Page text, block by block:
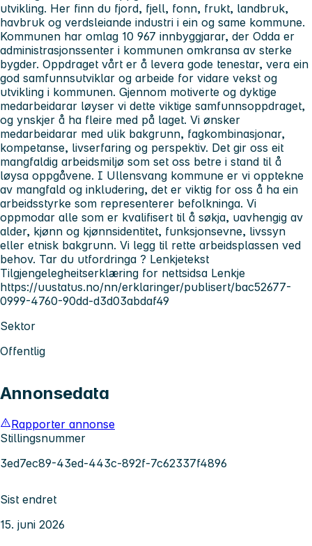
utvikling. Her finn du fjord, fjell, fonn, frukt, landbruk,
havbruk og verdsleiande industri i ein og same kommune.
Kommunen har omlag 10 967 innbyggjarar, der Odda er
administrasjonssenter i kommunen omkransa av sterke
bygder. Oppdraget vårt er å levera gode tenestar, vera ein
god samfunnsutviklar og arbeide for vidare vekst og
utvikling i kommunen. Gjennom motiverte og dyktige
medarbeidarar løyser vi dette viktige samfunnsoppdraget,
og ynskjer å ha fleire med på laget. Vi ønsker
medarbeidarar med ulik bakgrunn, fagkombinasjonar,
kompetanse, livserfaring og perspektiv. Det gir oss eit
mangfaldig arbeidsmiljø som set oss betre i stand til å
løysa oppgåvene. I Ullensvang kommune er vi opptekne
av mangfald og inkludering, det er viktig for oss å ha ein
arbeidsstyrke som representerer befolkninga. Vi
oppmodar alle som er kvalifisert til å søkja, uavhengig av
alder, kjønn og kjønnsidentitet, funksjonsevne, livssyn
eller etnisk bakgrunn. Vi legg til rette arbeidsplassen ved
behov. Tar du utfordringa ? Lenkjetekst
Tilgjengelegheitserklæring for nettsidsa Lenkje
https://uustatus.no/nn/erklaringer/publisert/bac52677-
0999-4760-90dd-d3d03abdaf49
Sektor
Offentlig
Annonsedata
Rapporter annonse
Stillingsnummer
3ed7ec89-43ed-443c-892f-7c62337f4896
Sist endret
15. juni 2026